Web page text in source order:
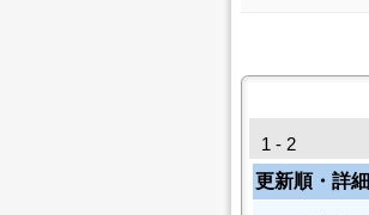
1 - 2
更新順・詳細